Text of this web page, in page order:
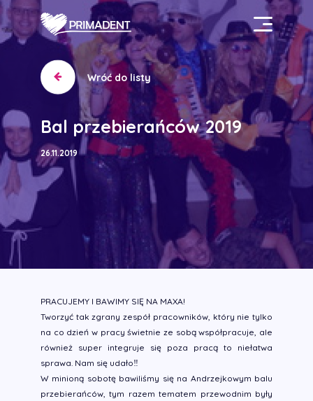
Bal przebierańców 2019
Wróć do listy
26.11.2019
PRACUJEMY I BAWIMY SIĘ NA MAXA!
Tworzyć tak zgrany zespół pracowników, który nie tylko
na co dzień w pracy świetnie ze sobą współpracuje, ale
również super integruje się poza pracą to niełatwa
sprawa. Nam się udało‼️
W minioną sobotę bawiliśmy się na Andrzejkowym balu
przebierańców, tym razem tematem przewodnim były